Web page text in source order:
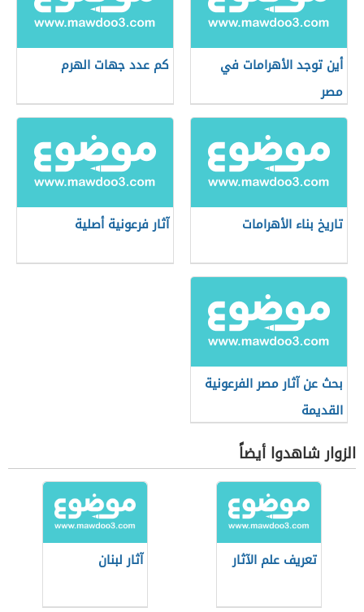
أين توجد الأهرامات في
مصر
كم عدد جهات الهرم
تاريخ بناء الأهرامات آثار فرعونية أصلية
بحث عن آثار مصر الفرعونية
القديمة
الزوار شاهدوا أيضاً
تعريف علم الآثار آثار لبنان